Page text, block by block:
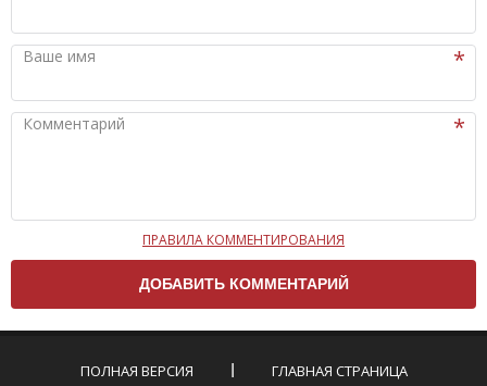
Ваше имя
Комментарий
Чтобы ваш комментарий был опубликован на сайте,
вам нужно придерживаться следующих правил:
Комментарий не может быть слишком
короткой — избегайте односложных и чисто
эмоциональных высказываний.
ПРАВИЛА КОММЕНТИРОВАНИЯ
ПОЛНАЯ ВЕРСИЯ ГЛАВНАЯ СТРАНИЦА